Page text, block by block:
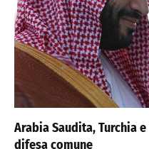
Arabia Saudita, Turchia
difesa comune